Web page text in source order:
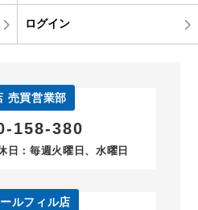
ログイン
売買営業部
158-380
日：毎週火曜日、水曜日
ルフィル店